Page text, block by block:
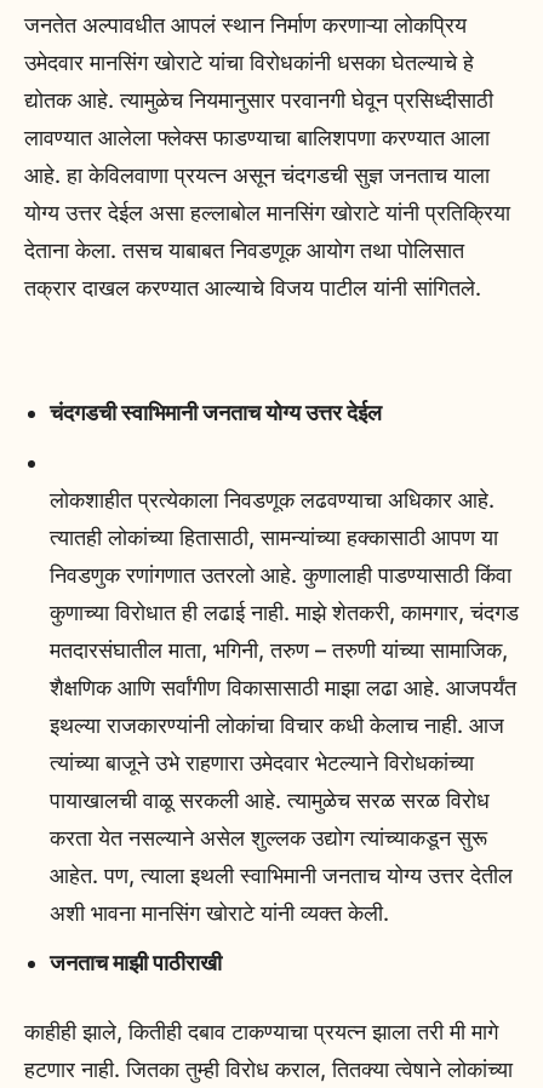
जनतेत अल्पावधीत आपलं स्थान निर्माण करणाऱ्या लोकप्रिय
उमेदवार मानसिंग खोराटे यांचा विरोधकांनी धसका घेतल्याचे हे
द्योतक आहे. त्यामुळेच नियमानुसार परवानगी घेवून प्रसिध्दीसाठी
लावण्यात आलेला फ्लेक्स फाडण्याचा बालिशपणा करण्यात आला
आहे. हा केविलवाणा प्रयत्न असून चंदगडची सुज्ञ जनताच याला
योग्य उत्तर देईल असा हल्लाबोल मानसिंग खोराटे यांनी प्रतिक्रिया
देताना केला. तसच याबाबत निवडणूक आयोग तथा पोलिसात
तक्रार दाखल करण्यात आल्याचे विजय पाटील यांनी सांगितले.
चंदगडची स्वाभिमानी जनताच योग्य उत्तर देईल
लोकशाहीत प्रत्येकाला निवडणूक लढवण्याचा अधिकार आहे.
त्यातही लोकांच्या हितासाठी, सामन्यांच्या हक्कासाठी आपण या
निवडणुक रणांगणात उतरलो आहे. कुणालाही पाडण्यासाठी किंवा
कुणाच्या विरोधात ही लढाई नाही. माझे शेतकरी, कामगार, चंदगड
मतदारसंघातील माता, भगिनी, तरुण – तरुणी यांच्या सामाजिक,
शैक्षणिक आणि सर्वांगीण विकासासाठी माझा लढा आहे. आजपर्यंत
इथल्या राजकारण्यांनी लोकांचा विचार कधी केलाच नाही. आज
त्यांच्या बाजूने उभे राहणारा उमेदवार भेटल्याने विरोधकांच्या
पायाखालची वाळू सरकली आहे. त्यामुळेच सरळ सरळ विरोध
करता येत नसल्याने असेल शुल्लक उद्योग त्यांच्याकडून सुरू
आहेत. पण, त्याला इथली स्वाभिमानी जनताच योग्य उत्तर देतील
अशी भावना मानसिंग खोराटे यांनी व्यक्त केली.
जनताच माझी पाठीराखी
काहीही झाले, कितीही दबाव टाकण्याचा प्रयत्न झाला तरी मी मागे
हटणार नाही. जितका तुम्ही विरोध कराल, तितक्या त्वेषाने लोकांच्या